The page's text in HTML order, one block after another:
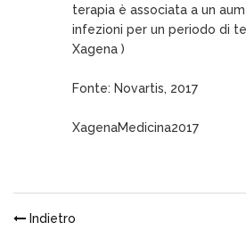
terapia è associata a un
infezioni per un periodo di
Xagena )
Fonte: Novartis, 2017
XagenaMedicina2017
Indietro